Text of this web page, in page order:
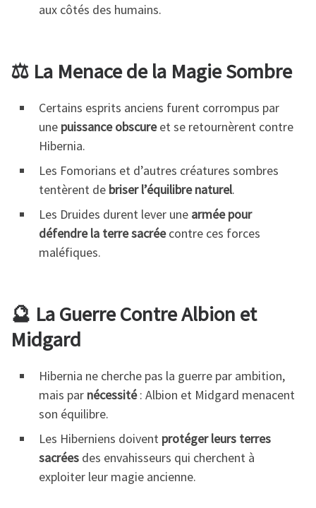
aux côtés des humains.
⚖️ La Menace de la Magie Sombre
Certains esprits anciens furent corrompus par
une puissance obscureet se retournèrent contre
Hibernia.
Les Fomorians et d’autres créatures sombres
tentèrent de briser l’équilibre naturel.
Les Druides durent lever une armée pour
défendre la terre sacréecontre ces forces
maléfiques.
🔮 La Guerre Contre Albion et
Midgard
Hibernia ne cherche pas la guerre par ambition,
mais par nécessité: Albion et Midgard menacent
son équilibre.
Les Hiberniens doivent protéger leurs terres
sacrées des envahisseurs qui cherchent à
exploiter leur magie ancienne.